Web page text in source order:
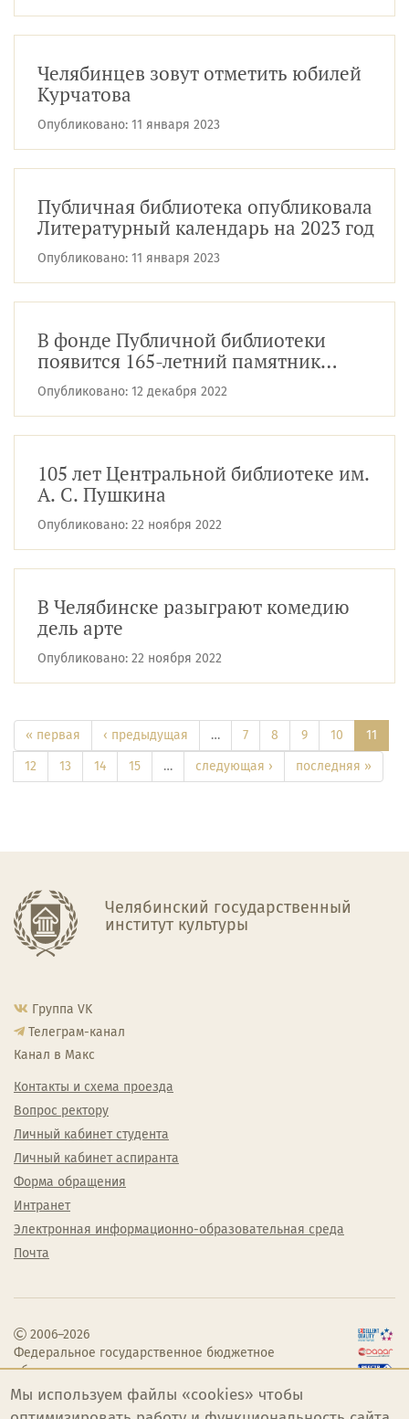
Челябинцев зовут отметить юбилей
Курчатова
Опубликовано: 11 января 2023
Публичная библиотека опубликовала
Литературный календарь на 2023 год
Опубликовано: 11 января 2023
В фонде Публичной библиотеки
появится 165-летний памятник
древнерусского права
Опубликовано: 12 декабря 2022
105 лет Центральной библиотеке им.
А. С. Пушкина
Опубликовано: 22 ноября 2022
В Челябинске разыграют комедию
дель арте
Опубликовано: 22 ноября 2022
« первая ‹ предыдущая … 7 8 9 10
11
12
13 14 15 … следующая › последняя »
Челябинский государственный
институт культуры
Группа VK
Телеграм-канал
Канал в Макс
Контакты и схема проезда
Вопрос ректору
Личный кабинет студента
Личный кабинет аспиранта
Форма обращения
Интранет
Электронная информационно-образовательная среда
Почта
2006–2026
Федеральное государственное бюджетное
образовательное учреждение высшего
образования «Челябинский государственный
институт культуры»
Мы используем файлы «cookies» чтобы